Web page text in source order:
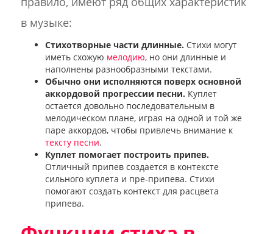
в музыке:
Стихотворные части длинные. Стихи могут
иметь схожую мелодию, но они длинные и
наполнены разнообразными текстами.
Обычно они исполняются поверх основной
аккордовой прогрессии песни. Куплет
остается довольно последовательным в
мелодическом плане, играя на одной и той же
паре аккордов, чтобы привлечь внимание к
тексту песни.
Куплет помогает построить припев.
Отличный припев создается в контексте
сильного куплета и пре-припева. Стихи
помогают создать контекст для расцвета
припева.